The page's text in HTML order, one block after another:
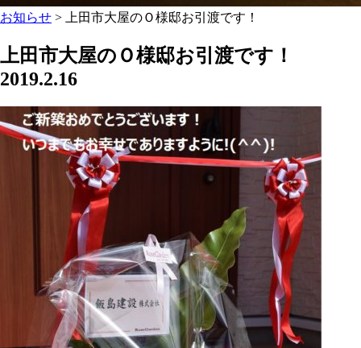
お知らせ > 上田市大屋のＯ様邸お引渡です！
上田市大屋のＯ様邸お引渡です！
2019.2.16